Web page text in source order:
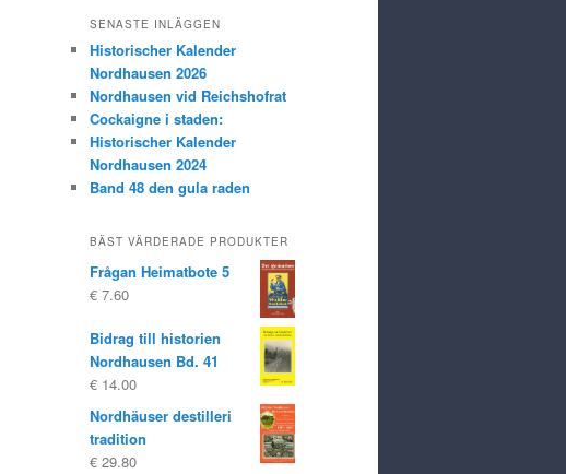
SENASTE INLÄGGEN
Historischer Kalender
Nordhausen 2026
Nordhausen vid Reichshofrat
Cockaigne i staden:
Historischer Kalender
Nordhausen 2024
Band 48 den gula raden
BÄST VÄRDERADE PRODUKTER
Frågan Heimatbote 5
€ 7.60
Bidrag till historien
Nordhausen Bd. 41
€ 14.00
Nordhäuser destilleri
tradition
€ 29.80